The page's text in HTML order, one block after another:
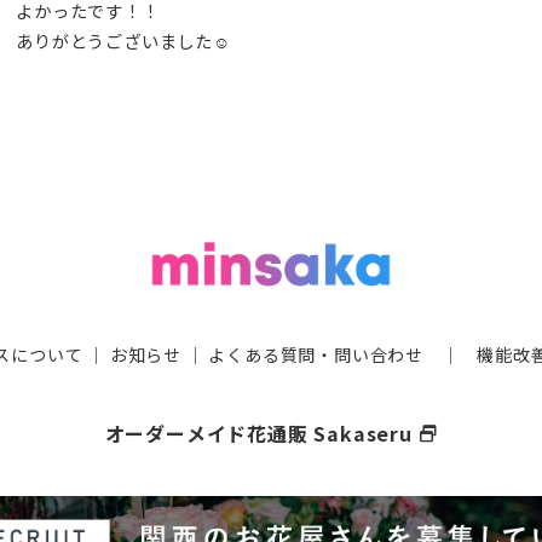
よかったです！！
ありがとうございました☺️
について ｜ お知らせ ｜ よくある質問・問い合わせ ｜機能改
オーダーメイド花通販 Sakaseru select_window